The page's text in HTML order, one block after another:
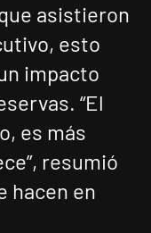
asistieron
esto
impacto
“El
es más
resumió
hacen en